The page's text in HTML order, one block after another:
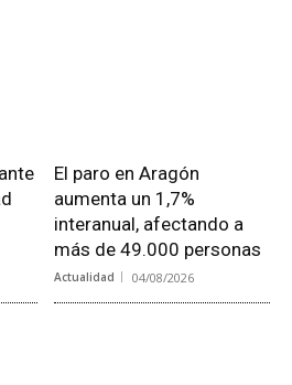
El paro en Aragón
aumenta un 1,7%
interanual, afectando a
más de 49.000 personas
Actualidad 04/08/2026